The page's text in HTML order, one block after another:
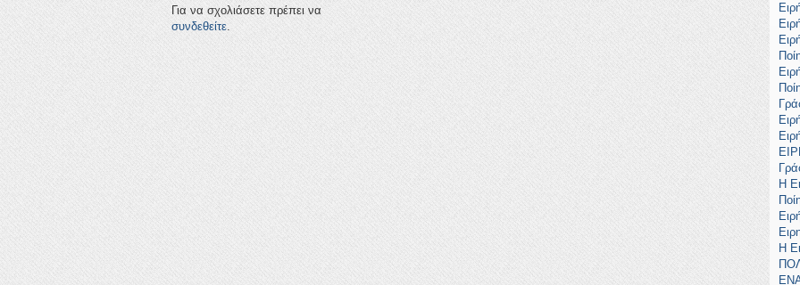
Για να σχολιάσετε πρέπει να
συνδεθείτε.
Η
Η